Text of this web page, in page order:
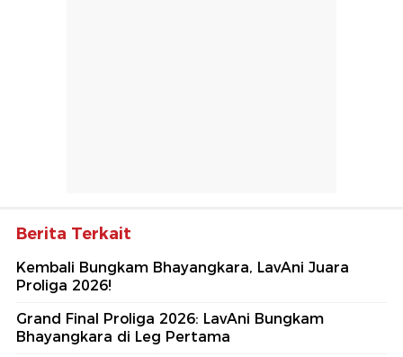
Berita Terkait
Kembali Bungkam Bhayangkara, LavAni Juara
Proliga 2026!
Grand Final Proliga 2026: LavAni Bungkam
Bhayangkara di Leg Pertama